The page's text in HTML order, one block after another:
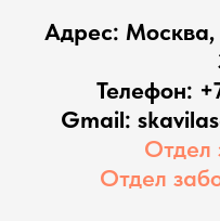
Адрес: Москва,
Телефон:
Gmail:
Отдел
Отдел